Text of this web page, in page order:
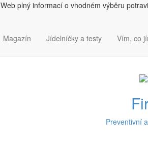
Web plný informací o vhodném výběru
Magazín Jídelníčky a testy Vím, co
Preventivní